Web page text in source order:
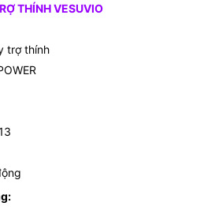
THÍNH VESUVIO
trợ thính